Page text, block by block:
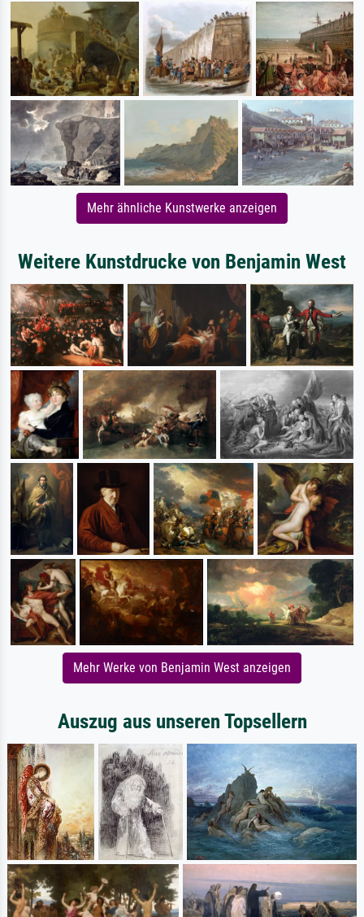
Mehr ähnliche Kunstwerke anzeigen
Weitere Kunstdrucke von Benjamin West
Mehr Werke von Benjamin West anzeigen
Auszug aus unseren Topsellern